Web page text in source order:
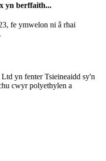
yn berffaith...
fe ymwelon ni â rhai
yn fenter Tsieineaidd sy'n
cwyr polyethylen a